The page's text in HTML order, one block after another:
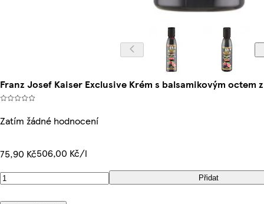
Franz Josef Kaiser Exclusive Krém s balsamikovým
Zatím žádné hodnocení
75,90 Kč506,00 Kč/l
Přidat